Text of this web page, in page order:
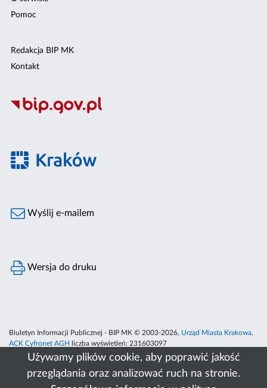
Używamy plików cookie, aby poprawić jakość
przeglądania oraz analizować ruch na stronie.
Pomoc
Redakcja BIP MK
Kontakt
Wyślij e-mailem
Wersja do druku
Biuletyn Informacji Publicznej - BIP MK © 2003-2026, Urząd Miasta Krakowa,
ACK Cyfronet AGH
liczba wyświetleń: 231603097